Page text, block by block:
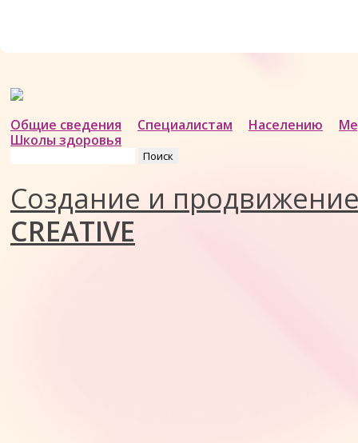
Общие сведения Специалистам Населению
Школы здоровья
Создание и
CREATIVE